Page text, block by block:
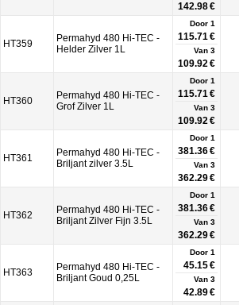
142.98 €
HT359
Permahyd 480 Hi-TEC -
Helder Zilver 1L
Door 1
115.71 €
Van 3
109.92 €
HT360
Permahyd 480 Hi-TEC -
Grof Zilver 1L
Door 1
115.71 €
Van 3
109.92 €
HT361
Permahyd 480 Hi-TEC -
Briljant zilver 3.5L
Door 1
381.36 €
Van 3
362.29 €
HT362
Permahyd 480 Hi-TEC -
Briljant Zilver Fijn 3.5L
Door 1
381.36 €
Van 3
362.29 €
HT363
Permahyd 480 Hi-TEC -
Briljant Goud 0,25L
Door 1
45.15 €
Van 3
42.89 €